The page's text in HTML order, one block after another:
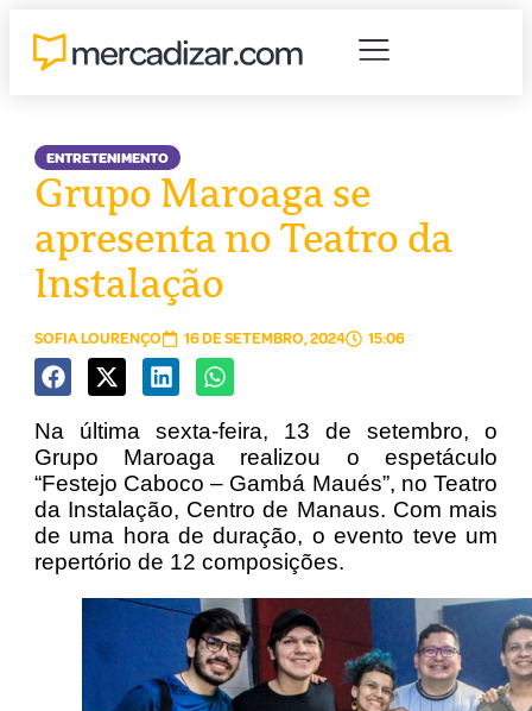
ENTRETENIMENTO
Grupo Maroaga se
apresenta no Teatro da
Instalação
SOFIA LOURENÇO 16 DE SETEMBRO, 2024 15:06
Na última sexta-feira, 13 de setembro, o
Grupo Maroaga realizou o espetáculo
“Festejo Caboco – Gambá Maués”, no Teatro
da Instalação, Centro de Manaus. Com mais
de uma hora de duração, o evento teve um
repertório de 12 composições.